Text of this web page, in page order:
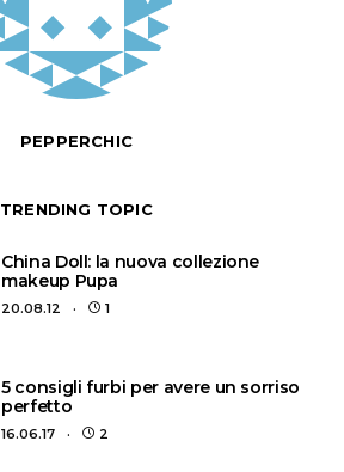
PEPPERCHIC
TRENDING TOPIC
China Doll: la nuova collezione
makeup Pupa
20.08.12 1
5 consigli furbi per avere un sorriso
perfetto
16.06.17 2